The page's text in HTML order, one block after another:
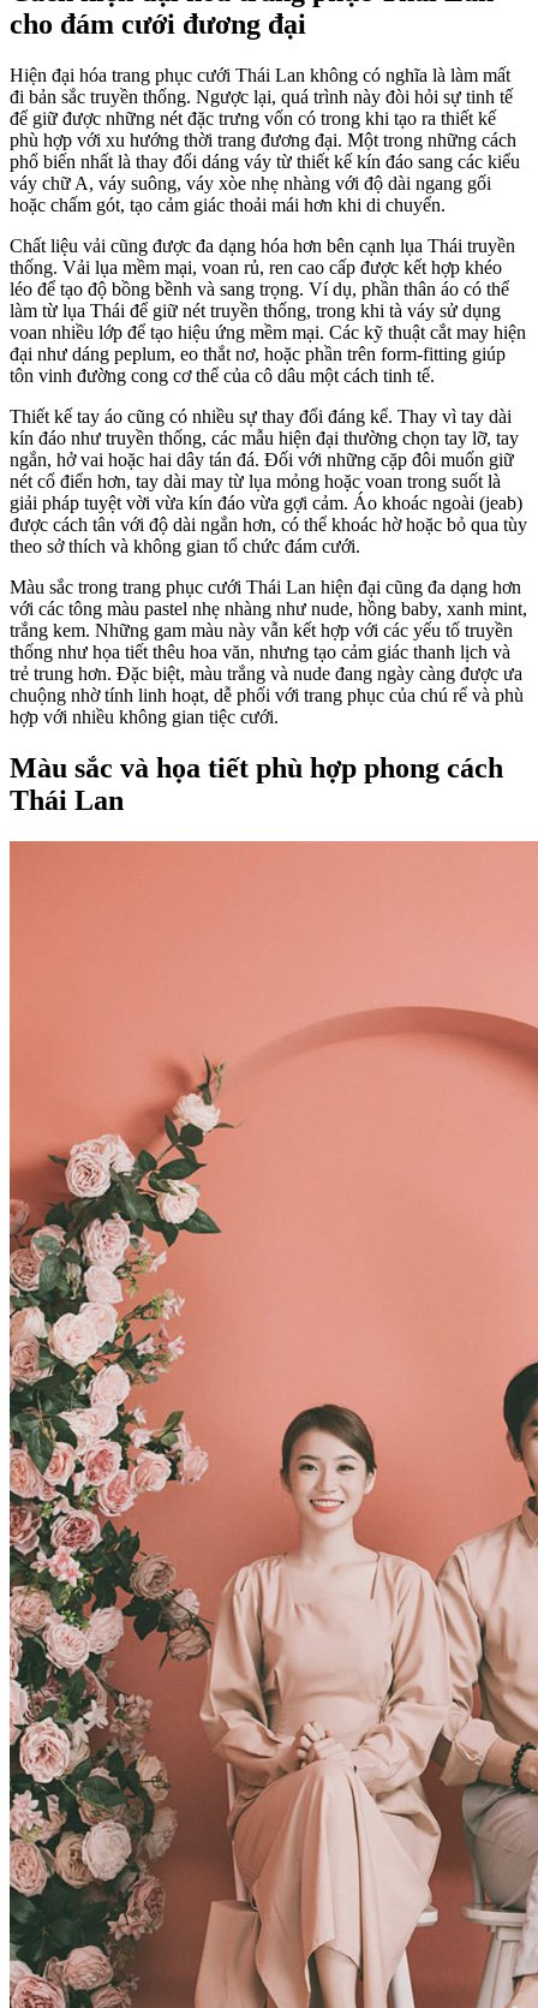
cho đám cưới đương đại
Hiện đại hóa trang phục cưới Thái Lan không có nghĩa là làm mất
đi bản sắc truyền thống. Ngược lại, quá trình này đòi hỏi sự tinh tế
để giữ được những nét đặc trưng vốn có trong khi tạo ra thiết kế
phù hợp với xu hướng thời trang đương đại. Một trong những cách
phổ biến nhất là thay đổi dáng váy từ thiết kế kín đáo sang các kiểu
váy chữ A, váy suông, váy xòe nhẹ nhàng với độ dài ngang gối
hoặc chấm gót, tạo cảm giác thoải mái hơn khi di chuyển.
Chất liệu vải cũng được đa dạng hóa hơn bên cạnh lụa Thái truyền
thống. Vải lụa mềm mại, voan rủ, ren cao cấp được kết hợp khéo
léo để tạo độ bồng bềnh và sang trọng. Ví dụ, phần thân áo có thể
làm từ lụa Thái để giữ nét truyền thống, trong khi tà váy sử dụng
voan nhiều lớp để tạo hiệu ứng mềm mại. Các kỹ thuật cắt may hiện
đại như dáng peplum, eo thắt nơ, hoặc phần trên form-fitting giúp
tôn vinh đường cong cơ thể của cô dâu một cách tinh tế.
Thiết kế tay áo cũng có nhiều sự thay đổi đáng kể. Thay vì tay dài
kín đáo như truyền thống, các mẫu hiện đại thường chọn tay lỡ, tay
ngắn, hở vai hoặc hai dây tán đá. Đối với những cặp đôi muốn giữ
nét cổ điển hơn, tay dài may từ lụa mỏng hoặc voan trong suốt là
giải pháp tuyệt vời vừa kín đáo vừa gợi cảm. Áo khoác ngoài (jeab)
được cách tân với độ dài ngắn hơn, có thể khoác hờ hoặc bỏ qua tùy
theo sở thích và không gian tổ chức đám cưới.
Màu sắc trong trang phục cưới Thái Lan hiện đại cũng đa dạng hơn
với các tông màu pastel nhẹ nhàng như nude, hồng baby, xanh mint,
trắng kem. Những gam màu này vẫn kết hợp với các yếu tố truyền
thống như họa tiết thêu hoa văn, nhưng tạo cảm giác thanh lịch và
trẻ trung hơn. Đặc biệt, màu trắng và nude đang ngày càng được ưa
chuộng nhờ tính linh hoạt, dễ phối với trang phục của chú rể và phù
hợp với nhiều không gian tiệc cưới.
Màu sắc và họa tiết phù hợp phong cách
Thái Lan